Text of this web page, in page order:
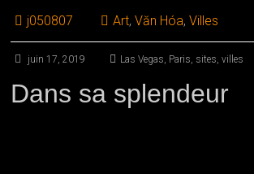
j050807 Art,Văn Hóa,Villes
juin 17, 2019 Las Vegas Paris sites ,villes
Dans sa splendeur